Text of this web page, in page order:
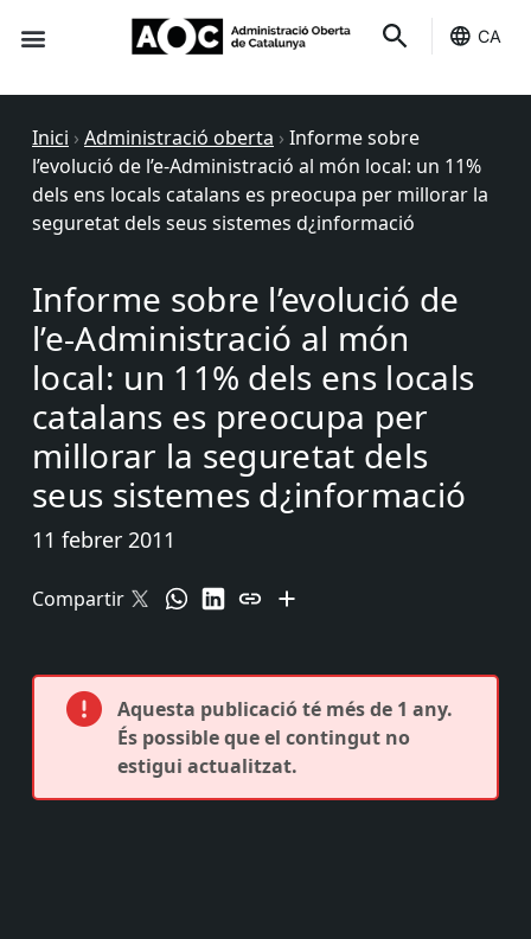
CA
Inici › Administració oberta › Informe sobre
l’evolució de l’e-Administració al món local: un 11%
dels ens locals catalans es preocupa per millorar la
seguretat dels seus sistemes d¿informació
Informe sobre l’evolució de
l’e-Administració al món
local: un 11% dels ens locals
catalans es preocupa per
millorar la seguretat dels
seus sistemes d¿informació
11 febrer 2011
Compartir
Aquesta publicació té més de 1 any.
És possible que el contingut no
estigui actualitzat.